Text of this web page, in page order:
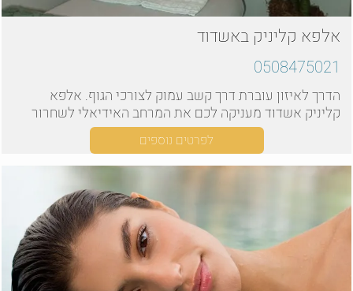
אלפא קליניק באשדוד
0508475021
הדרך לאיזון עוברת דרך קשב עמוק לצורכי הגוף. אלפא
קליניק אשדוד מעניקה לכם את המרחב האידיאלי לשחרור
לפרטים נוספים